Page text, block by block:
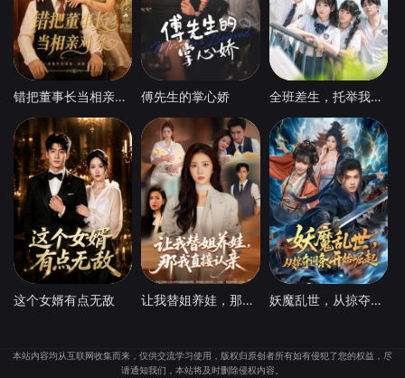
错把董事长当相亲对象 傅先生的掌心娇 全班差生，托举我上清北
这个女婿有点无敌 让我替姐养娃，那我直接认亲 妖魔乱世，从掠夺词条开始崛起
本站内容均从互联网收集而来，仅供交流学习使用，版权归原创者所有如有侵犯了您的权益，尽
请通知我们，本站将及时删除侵权内容。